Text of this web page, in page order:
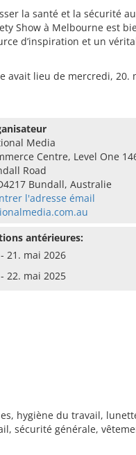
la santé et la sécurité
Show à Melbourne est
d’inspiration et un
avait lieu de mercredi, 20.
Media
Centre, Level One
Road
Bundall, Australie
l'adresse émail
antérieures:
21. mai 2026
22. mai 2025
hygiène du travail,
sécurité générale,